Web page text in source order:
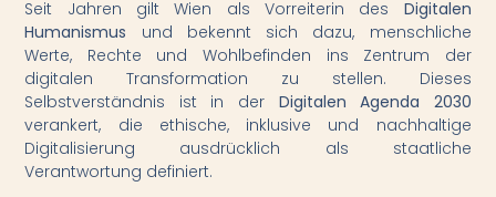
Seit Jahren gilt Wien als Vorreiterin des Digitalen
Humanismus und bekennt sich dazu, menschliche
Werte, Rechte und Wohlbefinden ins Zentrum der
digitalen Transformation zu stellen. Dieses
Selbstverständnis ist in der Digitalen Agenda 2030
verankert, die ethische, inklusive und nachhaltige
Digitalisierung ausdrücklich als staatliche
Verantwortung definiert.